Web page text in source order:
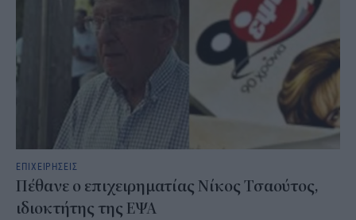
ΕΠΙΧΕΙΡΗΣΕΙΣ
Πέθανε ο επιχειρηματίας Νίκος Τσαούτος,
ιδιοκτήτης της ΕΨΑ